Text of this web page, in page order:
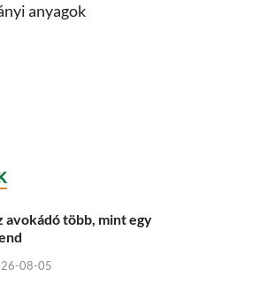
anyagok
avokádó több, mint egy
08-05